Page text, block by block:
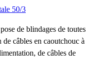
50/3
de blindages de toutes
câbles en caoutchouc à
de câbles de